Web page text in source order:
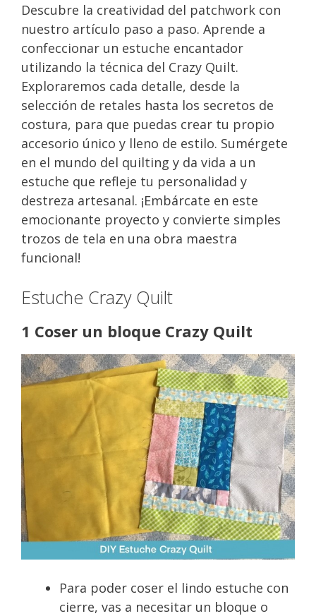
Descubre la creatividad del patchwork con
nuestro artículo paso a paso. Aprende a
confeccionar un estuche encantador
utilizando la técnica del Crazy Quilt.
Exploraremos cada detalle, desde la
selección de retales hasta los secretos de
costura, para que puedas crear tu propio
accesorio único y lleno de estilo. Sumérgete
en el mundo del quilting y da vida a un
estuche que refleje tu personalidad y
destreza artesanal. ¡Embárcate en este
emocionante proyecto y convierte simples
trozos de tela en una obra maestra
funcional!
Estuche Crazy Quilt
1 Coser un bloque Crazy Quilt
Para poder coser el lindo estuche con
cierre, vas a necesitar un bloque o